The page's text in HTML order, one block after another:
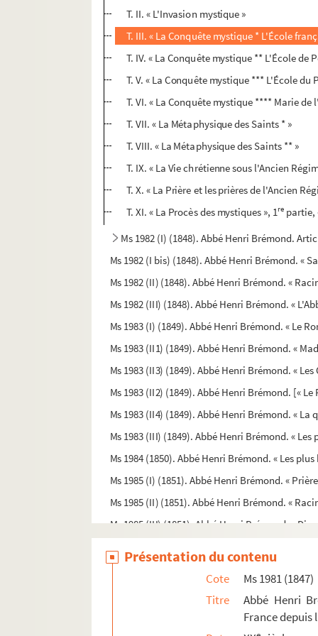
T. II. « L'Invasion mystique »
T. III. « La Conquête mystique * L'École
T. IV. « La Conquête mystique ** L'École de
T. V. « La Conquête mystique *** L'École
T. VI. « La Conquête mystique **** Marie
T. VII. « La Métaphysique des Saints * »
T. VIII. « La Métaphysique des Saints ** »
T. IX. « La Vie chrétienne sous l'Ancien
T. X. « La Prière et les prières de l'Ancien
T. XI. « La Procès des mystiques », 1re partie,
Ms 1982 (I) (1848). Abbé Henri Brémond.
Ms 1982 (I bis) (1848). Abbé Henri Brémond. «
Ms 1982 (II) (1848). Abbé Henri Brémond. «
Ms 1982 (III) (1848). Abbé Henri Brémond. «
Ms 1983 (I) (1849). Abbé Henri Brémond. « Le
Ms 1983 (II1) (1849). Abbé Henri Brémond. «
Ms 1983 (II3) (1849). Abbé Henri Brémond. «
Ms 1983 (II2) (1849). Abbé Henri Brémond. [«
Ms 1983 (II4) (1849). Abbé Henri Brémond. «
Ms 1983 (III) (1849). Abbé Henri Brémond. «
Ms 1984 (1850). Abbé Henri Brémond. « Les
Ms 1985 (I) (1851). Abbé Henri Brémond. «
Ms 1985 (II) (1851). Abbé Henri Brémond. «
Ms 1985 (III) (1851). Abbé Henri Brémond. «
Ms 1987 (I) (1853). Abbé Henri Brémond.
Ms 1987 (III) (1853). René Johannet. « Étude
Présentation du contenu
Cote
Ms 1981 (1847)
Titre
Abbé Henri
France depuis